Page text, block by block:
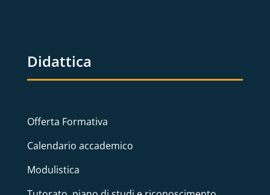
Didattica
Offerta Formativa
Calendario accademico
Modulistica